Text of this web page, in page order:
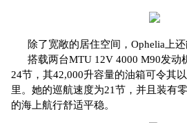
除了宽敞的居住空间，Ophelia上还
搭载两台MTU 12V 4000 M90发动
24节，其42,000升容量的油箱可令其
里。她的巡航速度为21节，并且装有
的海上航行舒适平稳。